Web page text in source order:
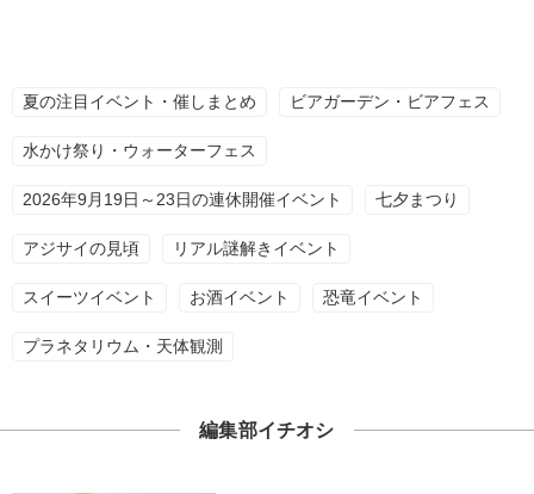
夏の注目イベント・催しまとめ ビアガーデン・ビアフェス
水かけ祭り・ウォーターフェス
2026年9月19日～23日の連休開催イベント 七夕まつり
アジサイの見頃 リアル謎解きイベント
スイーツイベント お酒イベント 恐竜イベント
プラネタリウム・天体観測
編集部イチオシ